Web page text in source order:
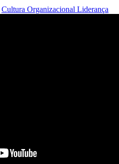
Cultura Organizacional Liderança